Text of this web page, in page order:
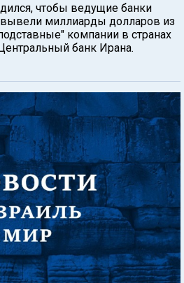
чтобы ведущие банки
миллиарды долларов из
компании в странах
банк Ирана.